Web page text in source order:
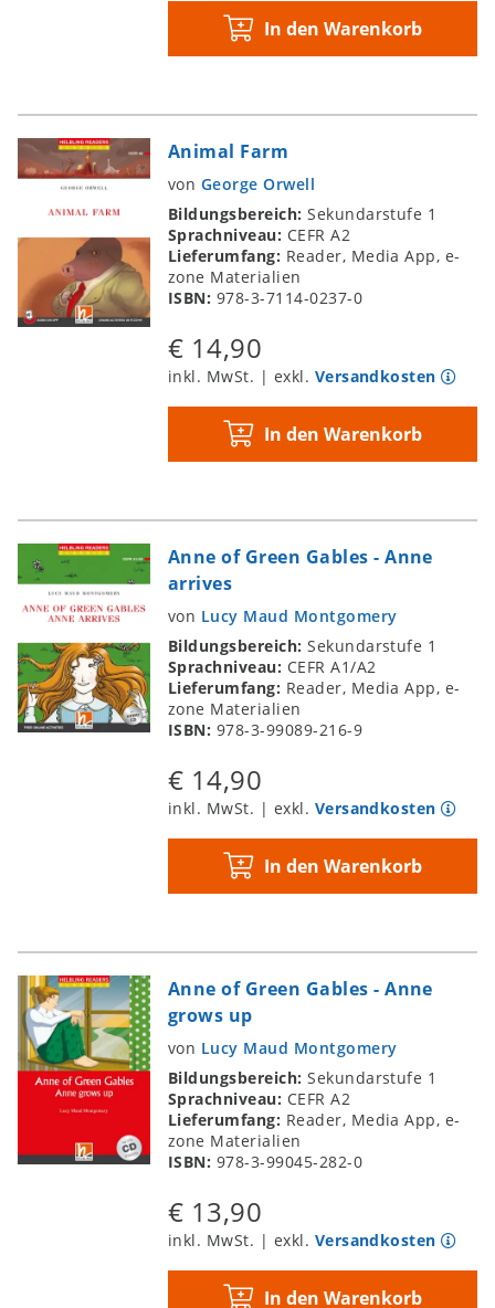
In den Warenkorb
Animal Farm
von George Orwell
Bildungsbereich:Sekundarstufe 1
Sprachniveau: CEFR A2
Lieferumfang: Reader, Media App, e-
zone Materialien
ISBN: 978-3-7114-0237-0
€ 14,90
inkl. MwSt. | exkl. Versandkosten
In den Warenkorb
Anne of Green Gables - Anne
arrives
von Lucy Maud Montgomery
Bildungsbereich:Sekundarstufe 1
Sprachniveau: CEFR A1/A2
Lieferumfang: Reader, Media App, e-
zone Materialien
ISBN: 978-3-99089-216-9
€ 14,90
inkl. MwSt. | exkl. Versandkosten
In den Warenkorb
Anne of Green Gables - Anne
grows up
von Lucy Maud Montgomery
Bildungsbereich:Sekundarstufe 1
Sprachniveau: CEFR A2
Lieferumfang: Reader, Media App, e-
zone Materialien
ISBN: 978-3-99045-282-0
€ 13,90
inkl. MwSt. | exkl. Versandkosten
In den Warenkorb